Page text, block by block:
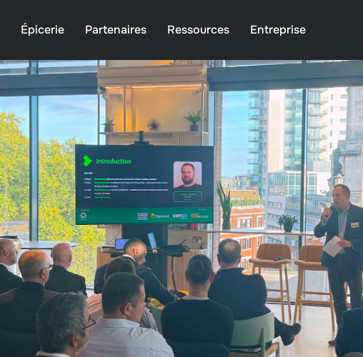
Épicerie Partenaires Ressources Entreprise